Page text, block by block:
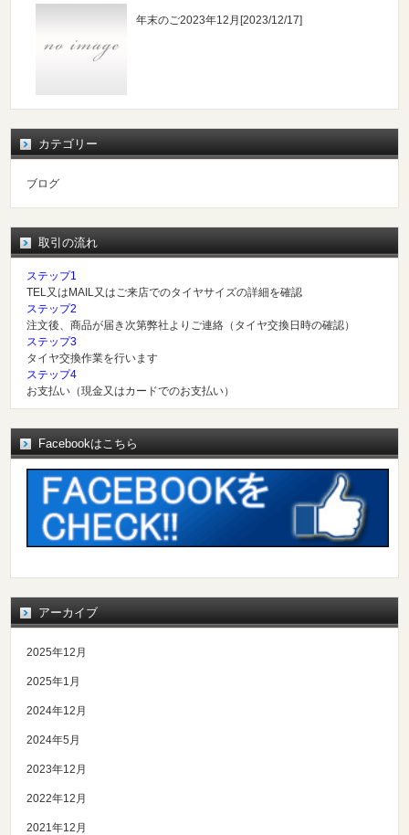
年末のご2023年12月 [2023/12/17]
カテゴリー
ブログ
取引の流れ
ステップ1
TEL又はMAIL又はご来店でのタイヤサイズの詳細を確認
ステップ2
注文後、商品が届き次第弊社よりご連絡（タイヤ交換日時の確認）
ステップ3
タイヤ交換作業を行います
ステップ4
お支払い（現金又はカードでのお支払い）
Facebookはこちら
アーカイブ
2025年12月
2025年1月
2024年12月
2024年5月
2023年12月
2022年12月
2021年12月